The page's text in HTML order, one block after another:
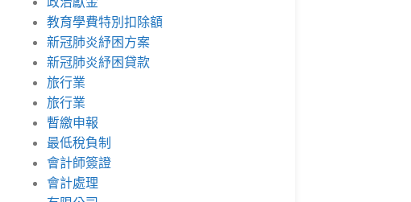
教育學費特別扣除額
新冠肺炎紓困方案
新冠肺炎紓困貸款
旅行業
旅行業
暫繳申報
最低稅負制
會計師簽證
會計處理